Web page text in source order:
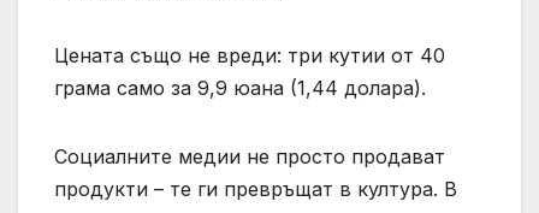
Цената също не вреди: три кутии от 40
грама само за 9,9 юана (1,44 долара).
Социалните медии не просто продават
продукти – те ги превръщат в култура. В